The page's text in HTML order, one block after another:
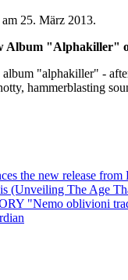
25. März 2013.
"Alphakiller"
"alphakiller" -
hammerblasting
the new release from
(Unveiling The Age
"Nemo oblivioni